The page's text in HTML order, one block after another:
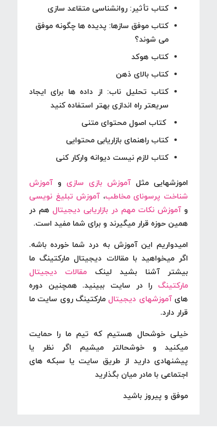
کتاب تأثیر: روانشناسی متقاعد سازی
کتاب موفق سازها: پدیده ها چگونه موفق
می شوند؟
کتاب هوکد
کتاب بالای ذهن
کتاب تحلیل ناب: از داده ها برای ایجاد
سریعتر راه اندازی بهتر استفاده کنید
کتاب اصول محتوای متنی
کتاب راهنمای بازاریابی محتوایی
کتاب لازم نیست دیوانه وارکار کنی
اموزشهایی مثل آموزش بازی سازی و آموزش
شناخت پرسونای مخاطب، آموزش تبلیغ نویسی
وآموزش نکات مهم در بازاریابی دیجیتال هم در
همین حوزه قرار میگیرند و برای شما مفید است.
امیدواریم این آموزش به درد شما خورده باشه.
اگر میخواهید با مقالات دیجیتال مارکتینگ ما
بیشتر آشنا بشید لینک مقالات دیجیتال
مارکتینگ را در سایت ببینید. همچنین دوره
هایآموزشهای دیجیتال مارکتینگ روی سایت ما
قرار دارد.
خیلی خوشحال هستیم که تیم ما را حمایت
میکنید و خوشحالتر میشیم اگر نظر یا
پیشنهادی دارید از طریق سایت یا سبکه های
اجتماعی با مادر میان بگذارید
موفق و پیروز باشید